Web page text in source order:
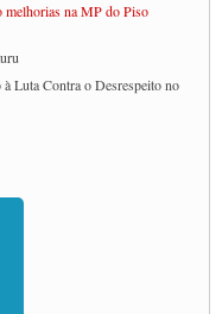
melhorias na MP do Piso
Luta Contra o Desrespeito no
com Lula
sobre saúde nas
rodoviário de cargas na